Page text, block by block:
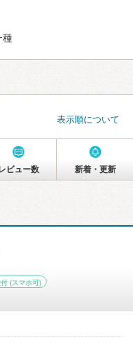
種
表示順について
レビュー数 新着・更新
(スマホ可)